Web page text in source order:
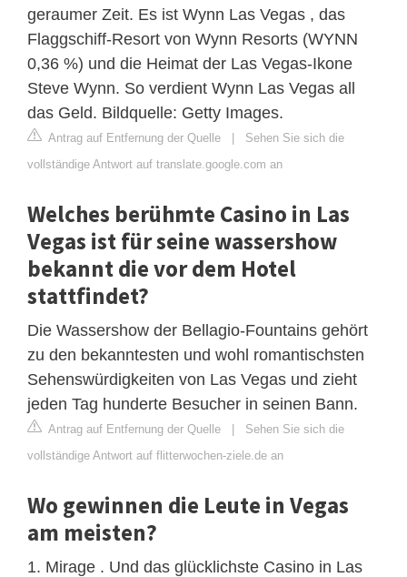
geraumer Zeit. Es ist Wynn Las Vegas , das
Flaggschiff-Resort von Wynn Resorts (WYNN
0,36 %) und die Heimat der Las Vegas-Ikone
Steve Wynn. So verdient Wynn Las Vegas all
das Geld. Bildquelle: Getty Images.
Antrag auf Entfernung der Quelle | Sehen Sie sich die
vollständige Antwort auf translate.google.com an
Welches berühmte Casino in Las
Vegas ist für seine wassershow
bekannt die vor dem Hotel
stattfindet?
Die Wassershow der Bellagio-Fountains gehört
zu den bekanntesten und wohl romantischsten
Sehenswürdigkeiten von Las Vegas und zieht
jeden Tag hunderte Besucher in seinen Bann.
Antrag auf Entfernung der Quelle | Sehen Sie sich die
vollständige Antwort auf flitterwochen-ziele.de an
Wo gewinnen die Leute in Vegas
am meisten?
1. Mirage . Und das glücklichste Casino in Las